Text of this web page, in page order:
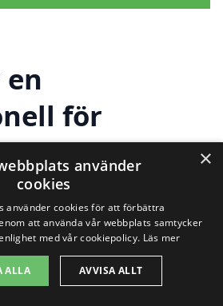
för
i andra
Sunnemo
stenläggning i
inte vara en utmaning.
×
använder
cookies
använder cookies för att förbättra
att använda vår webbplats samtycker
med vår cookiepolicy. Läs mer
ALLA AVVISA ALLT